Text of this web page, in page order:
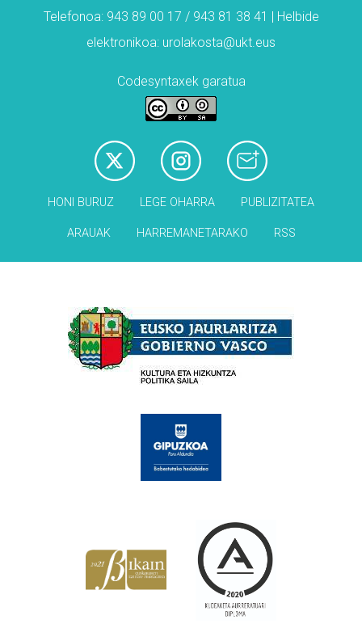
Telefonoa: 943 89 00 17 / 943 81 38 41 | Helbide
elektronikoa: urolakosta@ukt.eus
Codesyntaxek garatua
HONI BURUZ LEGE OHARRA PUBLIZITATEA
ARAUAK HARREMANETARAKO RSS